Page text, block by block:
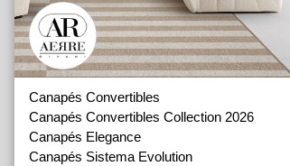
Canapés Convertibles
Canapés Convertibles Collection 2026
Canapés Elegance
Canapés Sistema Evolution